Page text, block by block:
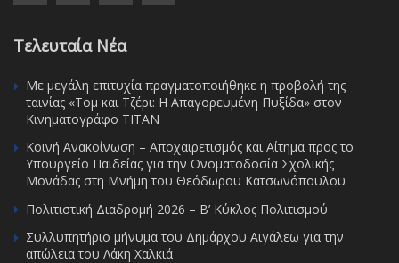
Τελευταία Νέα
Με μεγάλη επιτυχία πραγματοποιήθηκε η προβολή της
ταινίας «Τομ και Τζέρι: Η Απαγορευμένη Πυξίδα» στον
Κινηματογράφο ΤΙΤΑΝ
Κοινή Ανακοίνωση – Αποχαιρετισμός και Αίτημα προς το
Υπουργείο Παιδείας για την Ονοματοδοσία Σχολικής
Μονάδας στη Μνήμη του Θεόδωρου Κατσωνόπουλου
Πολιτιστική Διαδρομή 2026 – Β’ Κύκλος Πολιτισμού
Συλλυπητήριο μήνυμα του Δημάρχου Αιγάλεω για την
απώλεια του Λάκη Χαλκιά